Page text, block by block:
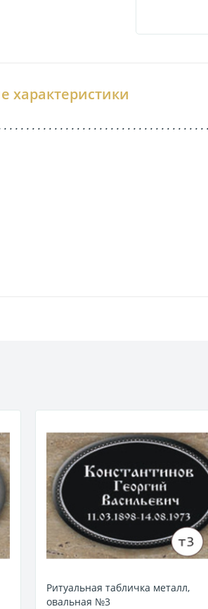
характеристики
Ритуальная табличка металл,
овальная №3